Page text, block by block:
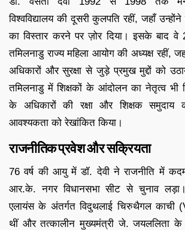
विश्वविद्यालय की दूसरी कुलपति रहीं, जहाँ
का विस्तार करने पर ज़ोर दिया। इसके बाद
तमिलनाडु राज्य महिला आयोग की अध्यक्ष रहीं,
अधिकारों और सुरक्षा से जुड़े प्रमुख मुद्दों को
तमिलनाडु में शिक्षकों के आंदोलन का नेतृत्व भी
के अधिकारों की रक्षा और शिक्षक
आवश्यकता को रेखांकित किया।
राजनीतिक प्रवेश और सक्रियता
76 वर्ष की आयु में डॉ. देवी ने राजनीति में
आर.के. नगर विधानसभा सीट से चुनाव
एलायंस के अंतर्गत विदुथलाई चिरुथैगल काची
थीं और तत्कालीन मुख्यमंत्री जे. जयललिता के